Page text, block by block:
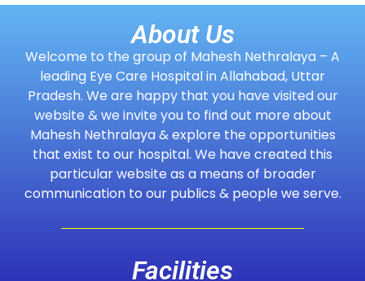
About Us
Welcome to the group of Mahesh Nethralaya – A
leading Eye Care Hospital in Allahabad, Uttar
Pradesh. We are happy that you have visited our
website & we invite you to find out more about
Mahesh Nethralaya & explore the opportunities
that exist to our hospital. We have created this
particular website as a means of broader
communication to our publics & people we serve.
Facilities